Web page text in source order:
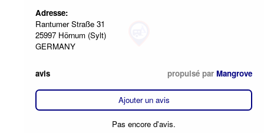
Adresse:
Rantumer Straße 31
25997 Hörnum (Sylt)
GERMANY
avis propulsé par Mangrove
Ajouter un avis
Pas encore d'avis.